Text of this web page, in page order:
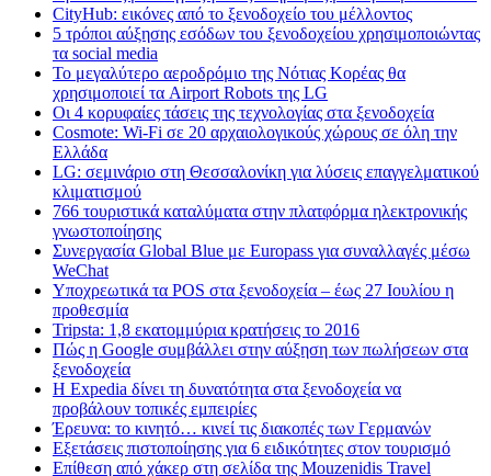
CityHub: εικόνες από το ξενοδοχείο του μέλλοντος
5 τρόποι αύξησης εσόδων του ξενοδοχείου χρησιμοποιώντας
τα social media
Το μεγαλύτερο αεροδρόμιο της Νότιας Κορέας θα
χρησιμοποιεί τα Airport Robots της LG
Οι 4 κορυφαίες τάσεις της τεχνολογίας στα ξενοδοχεία
Cosmote: Wi-Fi σε 20 αρχαιολογικούς χώρους σε όλη την
Ελλάδα
LG: σεμινάριο στη Θεσσαλονίκη για λύσεις επαγγελματικού
κλιματισμού
766 τουριστικά καταλύματα στην πλατφόρμα ηλεκτρονικής
γνωστοποίησης
Συνεργασία Global Blue με Europass για συναλλαγές μέσω
WeChat
Υποχρεωτικά τα POS στα ξενοδοχεία – έως 27 Ιουλίου η
προθεσμία
Tripsta: 1,8 εκατομμύρια κρατήσεις το 2016
Πώς η Google συμβάλλει στην αύξηση των πωλήσεων στα
ξενοδοχεία
Η Expedia δίνει τη δυνατότητα στα ξενοδοχεία να
προβάλουν τοπικές εμπειρίες
Έρευνα: το κινητό… κινεί τις διακοπές των Γερμανών
Εξετάσεις πιστοποίησης για 6 ειδικότητες στον τουρισμό
Επίθεση από χάκερ στη σελίδα της Mouzenidis Travel